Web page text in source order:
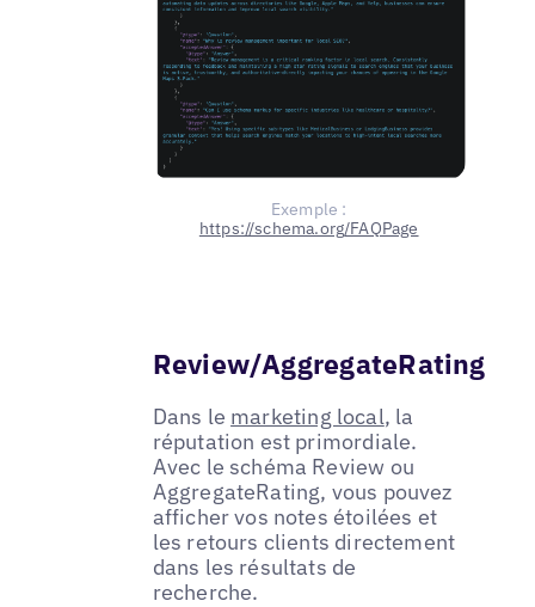
Exemple :
https://schema.org/FAQPage
Review/AggregateRating
Dans le marketing local, la
réputation est primordiale.
Avec le schéma Review ou
AggregateRating, vous pouvez
afficher vos notes étoilées et
les retours clients directement
dans les résultats de
recherche.